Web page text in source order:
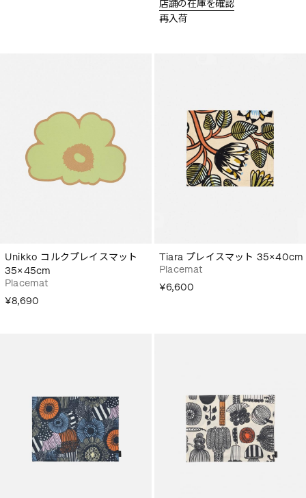
店舗の在庫を確認
再入荷
Unikko コルクプレイスマット
35×45cm
Placemat
¥8,690
Tiara プレイスマット 35×40cm
Placemat
¥6,600